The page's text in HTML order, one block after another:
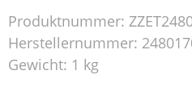
Produktnummer:
Herstellernummer:
Gewicht: 1 kg